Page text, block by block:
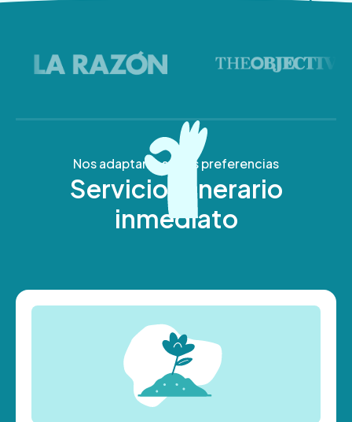
Nos adaptamos a tus preferencias
Servicio funerario
inmediato